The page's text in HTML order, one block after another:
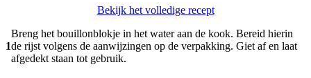
Bekijk het volledige recept
1
Breng het bouillonblokje in het water aan de kook. Bereid hierin
de rijst volgens de aanwijzingen op de verpakking. Giet af en laat
afgedekt staan tot gebruik.